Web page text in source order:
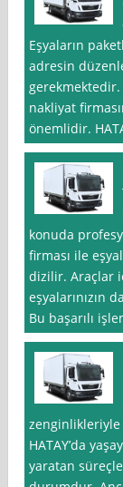
Eşyaların
adresin
nakliyat
önemlidir.
konuda
firması ile
dizilir. Araçlar
eşyalarınızın
Bu başarılı
HATAY’da
yaratan